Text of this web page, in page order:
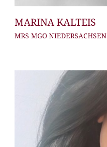
MARINA KALTEIS
MRS MGO NIEDERSACHSEN